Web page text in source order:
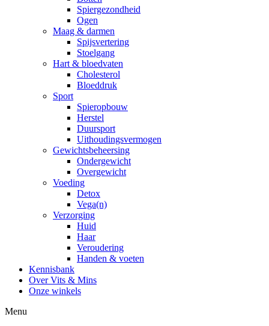
Spiergezondheid
Ogen
Maag & darmen
Spijsvertering
Stoelgang
Hart & bloedvaten
Cholesterol
Bloeddruk
Sport
Spieropbouw
Herstel
Duursport
Uithoudingsvermogen
Gewichtsbeheersing
Ondergewicht
Overgewicht
Voeding
Detox
Vega(n)
Verzorging
Huid
Haar
Veroudering
Handen & voeten
Kennisbank
Over Vits & Mins
Onze winkels
Menu